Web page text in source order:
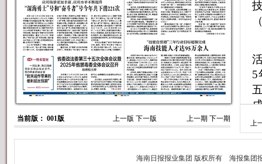
当前版： 001版 上一版 下一版 上一期 下一期
5
上